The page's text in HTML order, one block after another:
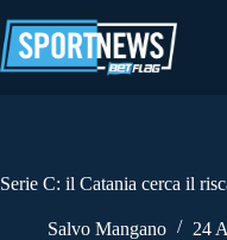
al
contenuto
Serie C: il Catania cerca il
Salvo Mangano 24